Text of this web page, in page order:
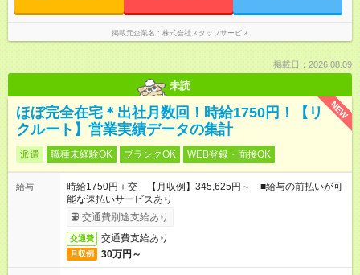
掲載元企業名 株式会社スタッフサービス
掲載日：2026.08.09
未読
NEW
ほぼ完全在宅＊出社月数回！時給1750円！【リ
クルート】営業実績データの集計
派遣 職種未経験OK ブランクOK WEB登録・面接OK
給与
時給1750円＋交 【月収例】345,625円～ ■給与の前払いが可
能な速払いサービスあり
交通費別途支給あり
交通費 交通費支給あり
月収例 30万円～